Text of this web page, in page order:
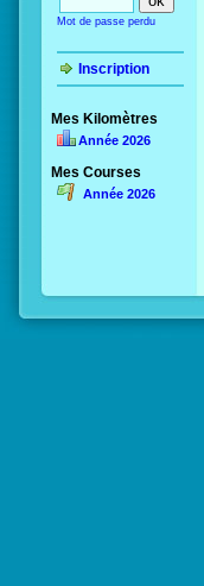
Mot de passe perdu
Inscription
Mes Kilomètres
Année 2026
Mes Courses
Année 2026